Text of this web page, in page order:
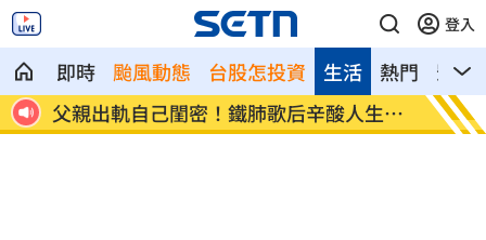
登入
即時 颱風動態 台股怎投資 熱門 影音
生活
奪
父親出軌自己閨密！鐵肺歌后辛酸人生曝
光
里長